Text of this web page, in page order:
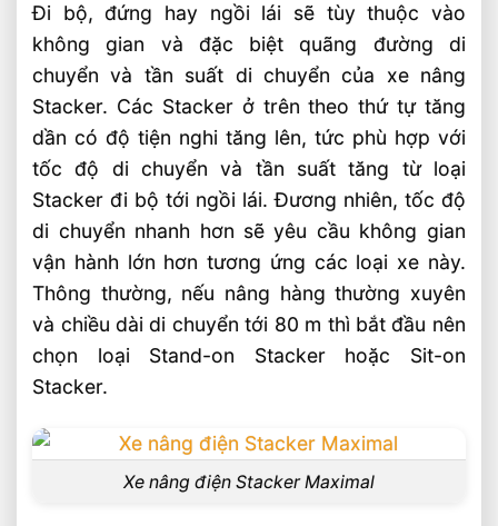
Đi bộ, đứng hay ngồi lái sẽ tùy thuộc vào
không gian và đặc biệt quãng đường di
chuyển và tần suất di chuyển của xe nâng
Stacker. Các Stacker ở trên theo thứ tự tăng
dần có độ tiện nghi tăng lên, tức phù hợp với
tốc độ di chuyển và tần suất tăng từ loại
Stacker đi bộ tới ngồi lái. Đương nhiên, tốc độ
di chuyển nhanh hơn sẽ yêu cầu không gian
vận hành lớn hơn tương ứng các loại xe này.
Thông thường, nếu nâng hàng thường xuyên
và chiều dài di chuyển tới 80 m thì bắt đầu nên
chọn loại Stand-on Stacker hoặc Sit-on
Stacker.
Xe nâng điện Stacker Maximal